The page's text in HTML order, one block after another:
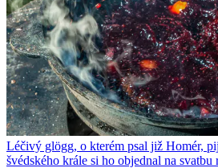
Léčivý glögg, o kterém psal již Homér,
švédského krále si ho objednal na